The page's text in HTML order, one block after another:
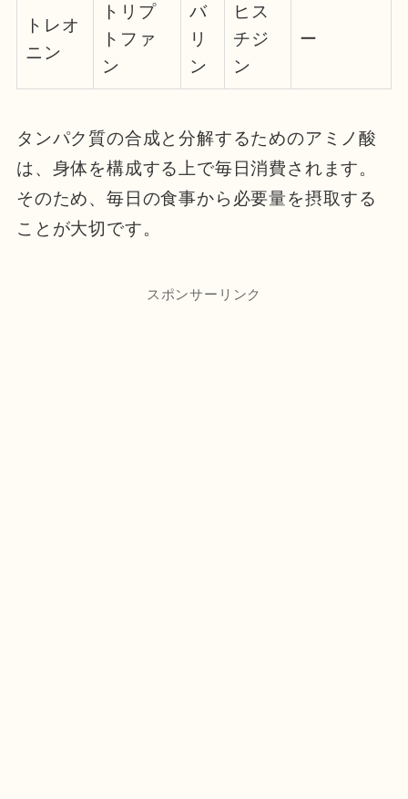
トレオ
ニン
トリプ
トファ
ン
バ
リ
ン
ヒス
チジ
ン
ー
タンパク質の合成と分解するためのアミノ酸
は、身体を構成する上で毎日消費されます。
そのため、毎日の食事から必要量を摂取する
ことが大切です。
スポンサーリンク